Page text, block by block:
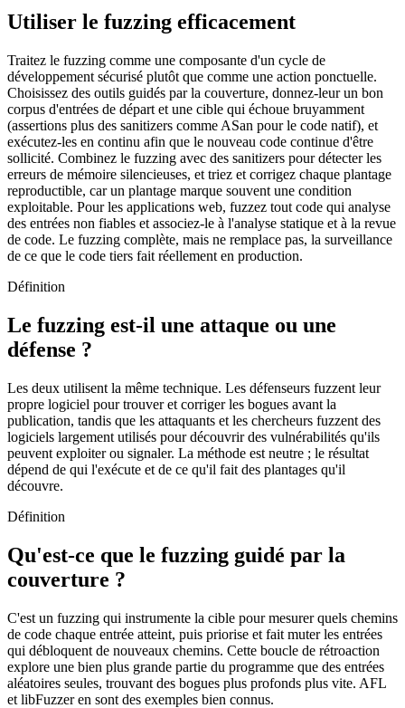
Utiliser le fuzzing efficacement
Traitez le fuzzing comme une composante d'un cycle de
développement sécurisé plutôt que comme une action ponctuelle.
Choisissez des outils guidés par la couverture, donnez-leur un bon
corpus d'entrées de départ et une cible qui échoue bruyamment
(assertions plus des sanitizers comme ASan pour le code natif), et
exécutez-les en continu afin que le nouveau code continue d'être
sollicité. Combinez le fuzzing avec des sanitizers pour détecter les
erreurs de mémoire silencieuses, et triez et corrigez chaque plantage
reproductible, car un plantage marque souvent une condition
exploitable. Pour les applications web, fuzzez tout code qui analyse
des entrées non fiables et associez-le à l'analyse statique et à la revue
de code. Le fuzzing complète, mais ne remplace pas, la surveillance
de ce que le code tiers fait réellement en production.
Définition
Le fuzzing est-il une attaque ou une
défense ?
Les deux utilisent la même technique. Les défenseurs fuzzent leur
propre logiciel pour trouver et corriger les bogues avant la
publication, tandis que les attaquants et les chercheurs fuzzent des
logiciels largement utilisés pour découvrir des vulnérabilités qu'ils
peuvent exploiter ou signaler. La méthode est neutre ; le résultat
dépend de qui l'exécute et de ce qu'il fait des plantages qu'il
découvre.
Définition
Qu'est-ce que le fuzzing guidé par la
couverture ?
C'est un fuzzing qui instrumente la cible pour mesurer quels chemins
de code chaque entrée atteint, puis priorise et fait muter les entrées
qui débloquent de nouveaux chemins. Cette boucle de rétroaction
explore une bien plus grande partie du programme que des entrées
aléatoires seules, trouvant des bogues plus profonds plus vite. AFL
et libFuzzer en sont des exemples bien connus.